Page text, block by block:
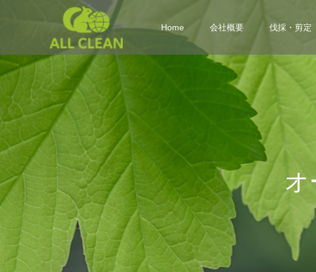
Home 会社概要 伐採・剪定
オ